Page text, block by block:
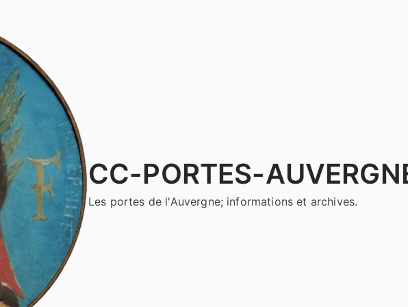
CC-PORTES-
Les portes de l'Auvergne; informations et archives.